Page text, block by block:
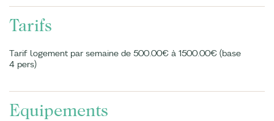
Tarifs
Tarif logement par semaine de 500.00€ à 1500.00€ (base
4 pers)
Equipements